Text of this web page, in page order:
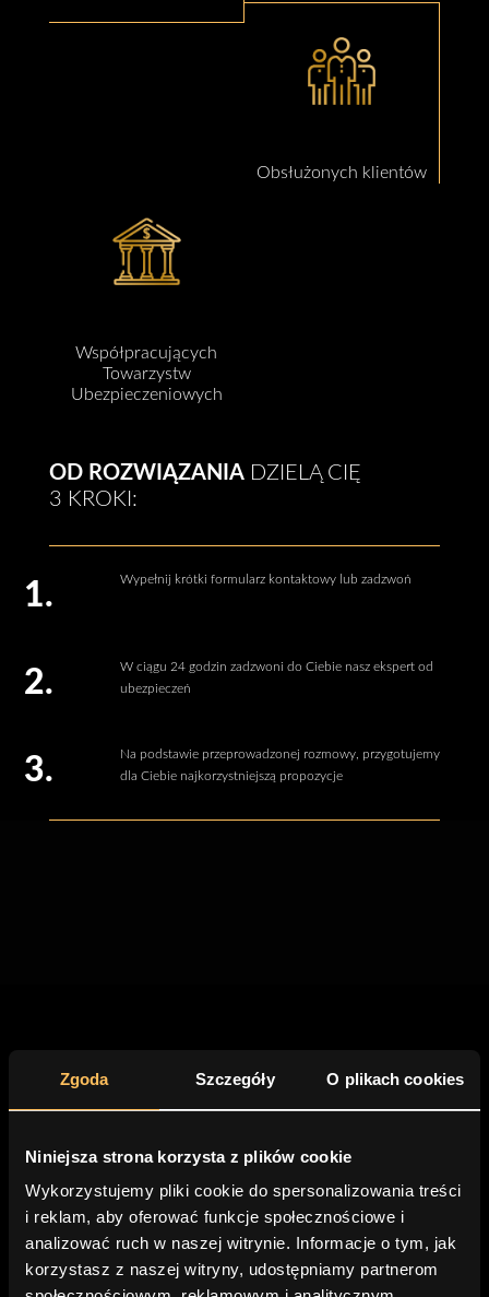
Zgoda Szczegóły O plikach cookies
Niniejsza strona korzysta z plików cookie
Wykorzystujemy pliki cookie do spersonalizowania treści
i reklam, aby oferować funkcje społecznościowe i
analizować ruch w naszej witrynie. Informacje o tym, jak
korzystasz z naszej witryny, udostępniamy partnerom
Obsłużonych klientów
Współpracujących
Towarzystw
Ubezpieczeniowych
OD ROZWIĄZANIADZIELĄ CIĘ
3 KROKI:
Wypełnij krótki formularz kontaktowy lub zadzwoń
1.
W ciągu 24 godzin zadzwoni do Ciebie nasz ekspert od
ubezpieczeń
2.
Na podstawie przeprowadzonej rozmowy, przygotujemy
dla Ciebie najkorzystniejszą propozycje
3.
AKTUALNOŚCISOCIAL MEDIA
Zobacz więcej filmów